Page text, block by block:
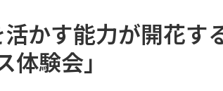
活かす能力が開花す
体験会」